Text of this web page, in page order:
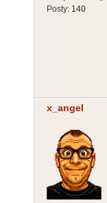
Posty: 140
x_angel